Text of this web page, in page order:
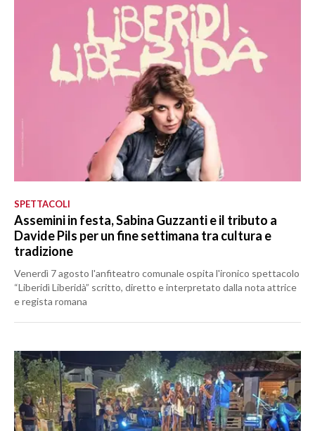
SPETTACOLI
Assemini in festa, Sabina Guzzanti e il tributo a
Davide Pils per un fine settimana tra cultura e
tradizione
Venerdì 7 agosto l'anfiteatro comunale ospita l'ironico spettacolo
“Liberidì Liberidà” scritto, diretto e interpretato dalla nota attrice
e regista romana